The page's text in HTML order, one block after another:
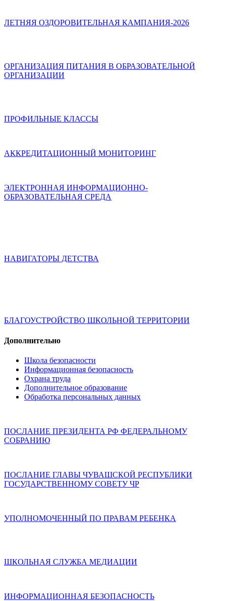
ЛЕТНЯЯ ОЗДОРОВИТЕЛЬНАЯ КАМПАНИЯ-2026
ОРГАНИЗАЦИЯ ПИТАНИЯ В ОБРАЗОВАТЕЛЬНОЙ
ОРГАНИЗАЦИИ
ПРОФИЛЬНЫЕ КЛАССЫ
АККРЕДИТАЦИОННЫЙ МОНИТОРИНГ
ЭЛЕКТРОННАЯ ИНФОРМАЦИОННО-
ОБРАЗОВАТЕЛЬНАЯ СРЕДА
НАВИГАТОРЫ ДЕТСТВА
БЛАГОУСТРОЙСТВО ШКОЛЬНОЙ ТЕРРИТОРИИ
Дополнительно
Школа безопасности
Информационная безопасность
Охрана труда
Дополнительное образование
Обработка персональных данных
ПОСЛАНИЕ ПРЕЗИДЕНТА РФ ФЕДЕРАЛЬНОМУ
СОБРАНИЮ
ПОСЛАНИЕ ГЛАВЫ ЧУВАШСКОЙ РЕСПУБЛИКИ
ГОСУДАРСТВЕННОМУ СОВЕТУ ЧР
УПОЛНОМОЧЕННЫЙ ПО ПРАВАМ РЕБЕНКА
ШКОЛЬНАЯ СЛУЖБА МЕДИАЦИИ
ИНФОРМАЦИОННАЯ БЕЗОПАСНОСТЬ